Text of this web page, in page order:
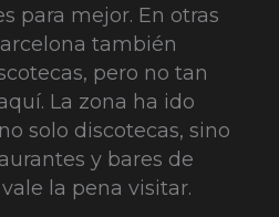
para mejor. En otras
también
pero no tan
La zona ha ido
solo discotecas, sino
y bares de
la pena visitar.